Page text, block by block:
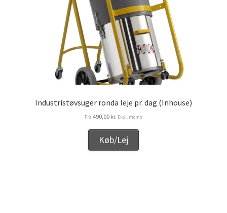
Industristøvsuger ronda leje pr. dag (Inhouse)
Fra 490,00 kr. Eksl. moms
Køb/Lej